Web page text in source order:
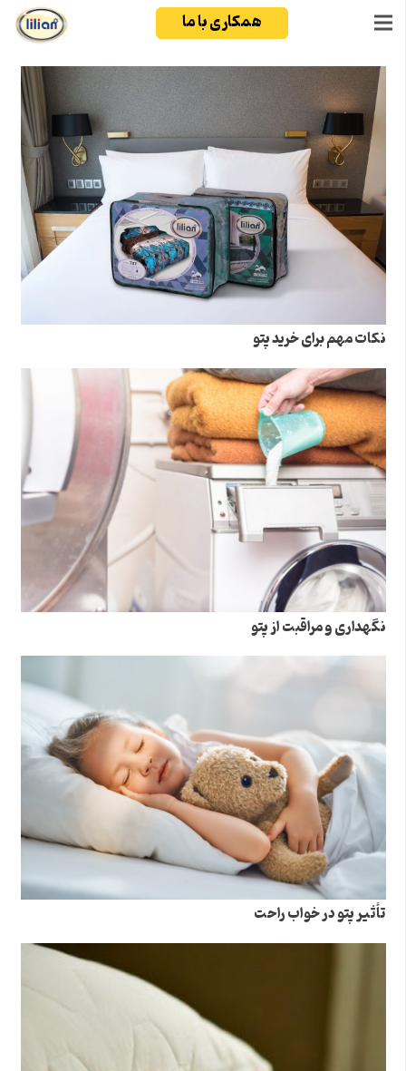
همکاری با ما
نکات مهم برای خرید پتو
نگهداری و مراقبت از پتو
تأثیر پتو در خواب راحت